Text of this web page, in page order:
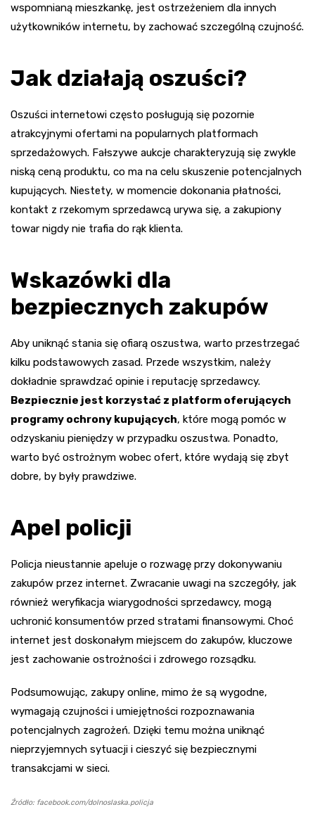
wspomnianą mieszkankę, jest ostrzeżeniem dla innych
użytkowników internetu, by zachować szczególną czujność.
Jak działają oszuści?
Oszuści internetowi często posługują się pozornie
atrakcyjnymi ofertami na popularnych platformach
sprzedażowych. Fałszywe aukcje charakteryzują się zwykle
niską ceną produktu, co ma na celu skuszenie potencjalnych
kupujących. Niestety, w momencie dokonania płatności,
kontakt z rzekomym sprzedawcą urywa się, a zakupiony
towar nigdy nie trafia do rąk klienta.
Wskazówki dla
bezpiecznych zakupów
Aby uniknąć stania się ofiarą oszustwa, warto przestrzegać
kilku podstawowych zasad. Przede wszystkim, należy
dokładnie sprawdzać opinie i reputację sprzedawcy.
Bezpiecznie jest korzystać z platform oferujących
programy ochrony kupujących, które mogą pomóc w
odzyskaniu pieniędzy w przypadku oszustwa. Ponadto,
warto być ostrożnym wobec ofert, które wydają się zbyt
dobre, by były prawdziwe.
Apel policji
Policja nieustannie apeluje o rozwagę przy dokonywaniu
zakupów przez internet. Zwracanie uwagi na szczegóły, jak
również weryfikacja wiarygodności sprzedawcy, mogą
uchronić konsumentów przed stratami finansowymi. Choć
internet jest doskonałym miejscem do zakupów, kluczowe
jest zachowanie ostrożności i zdrowego rozsądku.
Podsumowując, zakupy online, mimo że są wygodne,
wymagają czujności i umiejętności rozpoznawania
potencjalnych zagrożeń. Dzięki temu można uniknąć
nieprzyjemnych sytuacji i cieszyć się bezpiecznymi
transakcjami w sieci.
Źródło: facebook.com/dolnoslaska.policja